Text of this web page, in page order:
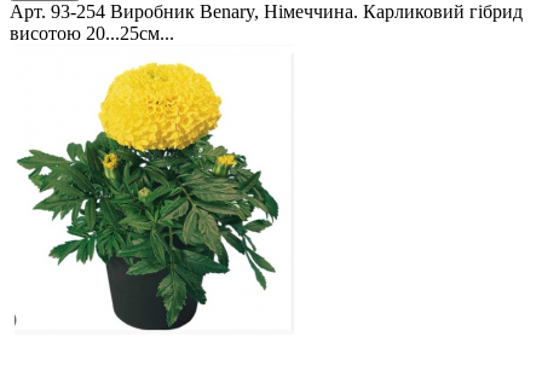
Арт. 93-254 Виробник Benary, Німеччина. Карликовий гібрид
висотою 20...25см...